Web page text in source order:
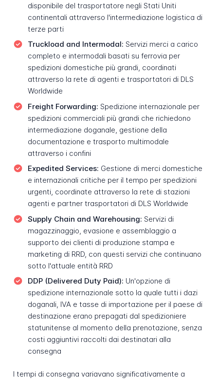
disponibile del trasportatore negli Stati Uniti
continentali attraverso l'intermediazione logistica di
terze parti
Truckload and Intermodal: Servizi merci a carico
completo e intermodali basati su ferrovia per
spedizioni domestiche più grandi, coordinati
attraverso la rete di agenti e trasportatori di DLS
Worldwide
Freight Forwarding: Spedizione internazionale per
spedizioni commerciali più grandi che richiedono
intermediazione doganale, gestione della
documentazione e trasporto multimodale
attraverso i confini
Expedited Services: Gestione di merci domestiche
e internazionali critiche per il tempo per spedizioni
urgenti, coordinate attraverso la rete di stazioni
agenti e partner trasportatori di DLS Worldwide
Supply Chain and Warehousing: Servizi di
magazzinaggio, evasione e assemblaggio a
supporto dei clienti di produzione stampa e
marketing di RRD, con questi servizi che continuano
sotto l'attuale entità RRD
DDP (Delivered Duty Paid): Un'opzione di
spedizione internazionale sotto la quale tutti i dazi
doganali, IVA e tasse di importazione per il paese di
destinazione erano prepagati dal spedizioniere
statunitense al momento della prenotazione, senza
costi aggiuntivi raccolti dai destinatari alla
consegna
I tempi di consegna variavano significativamente a